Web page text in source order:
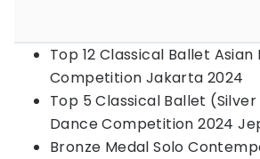
Top 12 Classical Ballet
Competition Jakarta 2024
Top 5 Classical Ballet
Dance Competition 2024
Bronze Medal Solo